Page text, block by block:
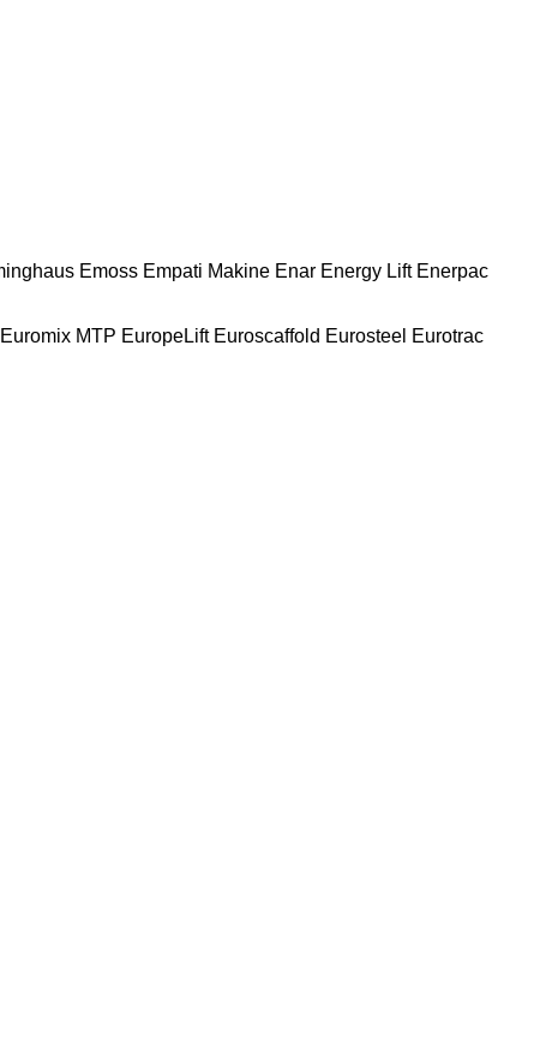
Emoss Empati Makine Enar Energy Lift Enerpac
Euromix MTP EuropeLift Euroscaffold Eurosteel Eurotrac